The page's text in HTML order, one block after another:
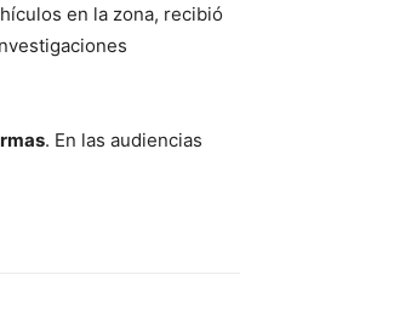
en la zona, recibió
. En las audiencias